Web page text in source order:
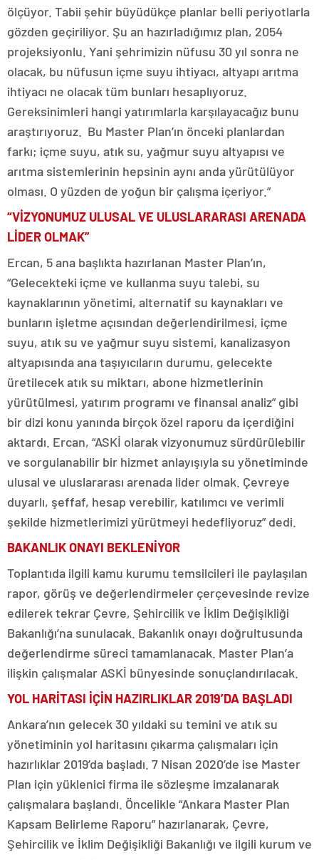
ölçüyor. Tabii şehir büyüdükçe planlar belli periyotlarla
gözden geçiriliyor. Şu an hazırladığımız plan, 2054
projeksiyonlu. Yani şehrimizin nüfusu 30 yıl sonra ne
olacak, bu nüfusun içme suyu ihtiyacı, altyapı arıtma
ihtiyacı ne olacak tüm bunları hesaplıyoruz.
Gereksinimleri hangi yatırımlarla karşılayacağız bunu
araştırıyoruz. Bu Master Plan’ın önceki planlardan
farkı; içme suyu, atık su, yağmur suyu altyapısı ve
arıtma sistemlerinin hepsinin aynı anda yürütülüyor
olması. O yüzden de yoğun bir çalışma içeriyor.”
“VİZYONUMUZ ULUSAL VE ULUSLARARASI ARENADA
LİDER OLMAK”
Ercan, 5 ana başlıkta hazırlanan Master Plan’ın,
“Gelecekteki içme ve kullanma suyu talebi, su
kaynaklarının yönetimi, alternatif su kaynakları ve
bunların işletme açısından değerlendirilmesi, içme
suyu, atık su ve yağmur suyu sistemi, kanalizasyon
altyapısında ana taşıyıcıların durumu, gelecekte
üretilecek atık su miktarı, abone hizmetlerinin
yürütülmesi, yatırım programı ve finansal analiz” gibi
bir dizi konu yanında birçok özel raporu da içerdiğini
aktardı. Ercan, “ASKİ olarak vizyonumuz sürdürülebilir
ve sorgulanabilir bir hizmet anlayışıyla su yönetiminde
ulusal ve uluslararası arenada lider olmak. Çevreye
duyarlı, şeffaf, hesap verebilir, katılımcı ve verimli
şekilde hizmetlerimizi yürütmeyi hedefliyoruz” dedi.
BAKANLIK ONAYI BEKLENİYOR
Toplantıda ilgili kamu kurumu temsilcileri ile paylaşılan
rapor, görüş ve değerlendirmeler çerçevesinde revize
edilerek tekrar Çevre, Şehircilik ve İklim Değişikliği
Bakanlığı’na sunulacak. Bakanlık onayı doğrultusunda
değerlendirme süreci tamamlanacak. Master Plan’a
ilişkin çalışmalar ASKİ bünyesinde sonuçlandırılacak.
YOL HARİTASI İÇİN HAZIRLIKLAR 2019’DA BAŞLADI
Ankara’nın gelecek 30 yıldaki su temini ve atık su
yönetiminin yol haritasını çıkarma çalışmaları için
hazırlıklar 2019’da başladı. 7 Nisan 2020’de ise Master
Plan için yüklenici firma ile sözleşme imzalanarak
çalışmalara başlandı. Öncelikle “Ankara Master Plan
Kapsam Belirleme Raporu” hazırlanarak, Çevre,
Şehircilik ve İklim Değişikliği Bakanlığı ve ilgili kurum ve